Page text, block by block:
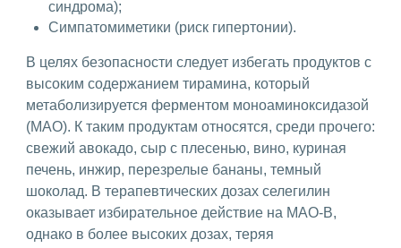
синдрома);
Симпатомиметики (риск гипертонии).
В целях безопасности следует избегать продуктов с
высоким содержанием тирамина, который
метаболизируется ферментом моноаминоксидазой
(МАО). К таким продуктам относятся, среди прочего:
свежий авокадо, сыр с плесенью, вино, куриная
печень, инжир, перезрелые бананы, темный
шоколад. В терапевтических дозах селегилин
оказывает избирательное действие на МАО-В,
однако в более высоких дозах, теряя